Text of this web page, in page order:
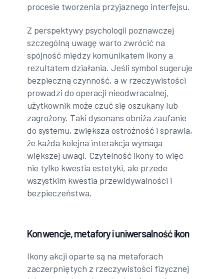
procesie tworzenia przyjaznego interfejsu.
Z perspektywy psychologii poznawczej
szczególną uwagę warto zwrócić na
spójność między komunikatem ikony a
rezultatem działania. Jeśli symbol sugeruje
bezpieczną czynność, a w rzeczywistości
prowadzi do operacji nieodwracalnej,
użytkownik może czuć się oszukany lub
zagrożony. Taki dysonans obniża zaufanie
do systemu, zwiększa ostrożność i sprawia,
że każda kolejna interakcja wymaga
większej uwagi. Czytelność ikony to więc
nie tylko kwestia estetyki, ale przede
wszystkim kwestia przewidywalności i
bezpieczeństwa.
Konwencje, metafory i uniwersalność ikon
Ikony akcji oparte są na metaforach
zaczerpniętych z rzeczywistości fizycznej